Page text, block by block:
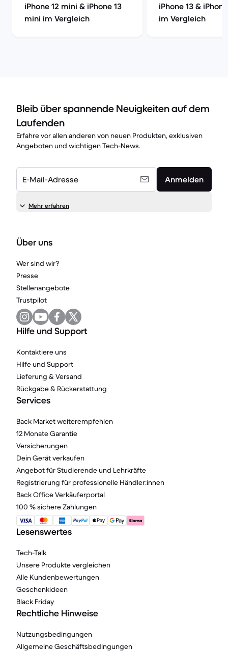
iPhone 12 mini & iPhone 13
mini im Vergleich
iPhone 13 &
im Vergleich
Bleib über spannende Neuigkeiten auf dem
Laufenden
Erfahre vor allen anderen von neuen Produkten, exklusiven
Angeboten und wichtigen Tech-News.
E-Mail-Adresse Anmelden
Mehr erfahren
Über uns
Wer sind wir?
Presse
Stellenangebote
Trustpilot
Hilfe und Support
Kontaktiere uns
Hilfe und Support
Lieferung & Versand
Rückgabe & Rückerstattung
Services
Back Market weiterempfehlen
12 Monate Garantie
Versicherungen
Dein Gerät verkaufen
Angebot für Studierende und Lehrkräfte
Registrierung für professionelle Händler:innen
Back Office Verkäuferportal
100 % sichere Zahlungen
Lesenswertes
Tech-Talk
Unsere Produkte vergleichen
Alle Kundenbewertungen
Geschenkideen
Black Friday
Rechtliche Hinweise
Nutzungsbedingungen
Allgemeine Geschäftsbedingungen